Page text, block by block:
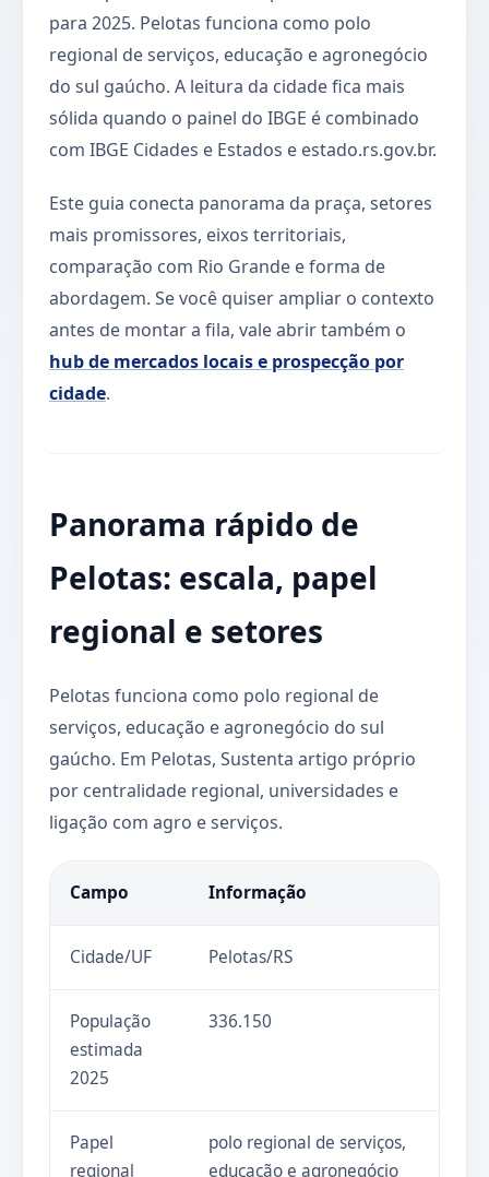
para 2025. Pelotas funciona como polo
regional de serviços, educação e agronegócio
do sul gaúcho. A leitura da cidade fica mais
sólida quando o painel do IBGE é combinado
com IBGE Cidades e Estados e estado.rs.gov.br.
Este guia conecta panorama da praça, setores
mais promissores, eixos territoriais,
comparação com Rio Grande e forma de
abordagem. Se você quiser ampliar o contexto
antes de montar a fila, vale abrir também o
hub de mercados locais e prospecção por
cidade.
Panorama rápido de
Pelotas: escala, papel
regional e setores
Pelotas funciona como polo regional de
serviços, educação e agronegócio do sul
gaúcho. Em Pelotas, Sustenta artigo próprio
por centralidade regional, universidades e
ligação com agro e serviços.
Campo Informação
Cidade/UF Pelotas/RS
População
estimada
2025
336.150
Papel
regional
polo regional de serviços,
educação e agronegócio